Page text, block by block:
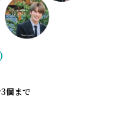
個まで